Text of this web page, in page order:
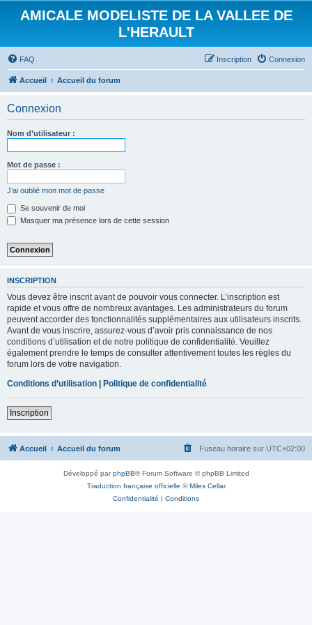
AMICALE MODELISTE DE LA VALLEE DE
L'HERAULT
FAQ Connexion
Inscription
Accueil Accueil du forum
Connexion
Nom d’utilisateur :
Mot de passe :
J’ai oublié mon mot de passe
Se souvenir de moi
Masquer ma présence lors de cette session
INSCRIPTION
Vous devez être inscrit avant de pouvoir vous connecter. L’inscription est
rapide et vous offre de nombreux avantages. Les administrateurs du forum
peuvent accorder des fonctionnalités supplémentaires aux utilisateurs inscrits.
Avant de vous inscrire, assurez-vous d’avoir pris connaissance de nos
conditions d’utilisation et de notre politique de confidentialité. Veuillez
également prendre le temps de consulter attentivement toutes les règles du
forum lors de votre navigation.
Conditions d’utilisation | Politique de confidentialité
Inscription
Accueil Accueil du forum Fuseau horaire sur UTC+02:00
Développé parphpBB® Forum Software © phpBB Limited
Traduction française officielle ©Miles Cellar
Confidentialité | Conditions